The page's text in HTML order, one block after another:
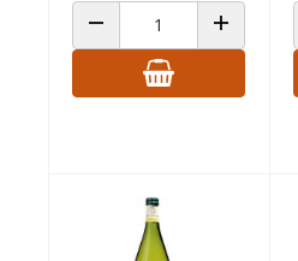
ANZAHL VERRINGERNANZAHL